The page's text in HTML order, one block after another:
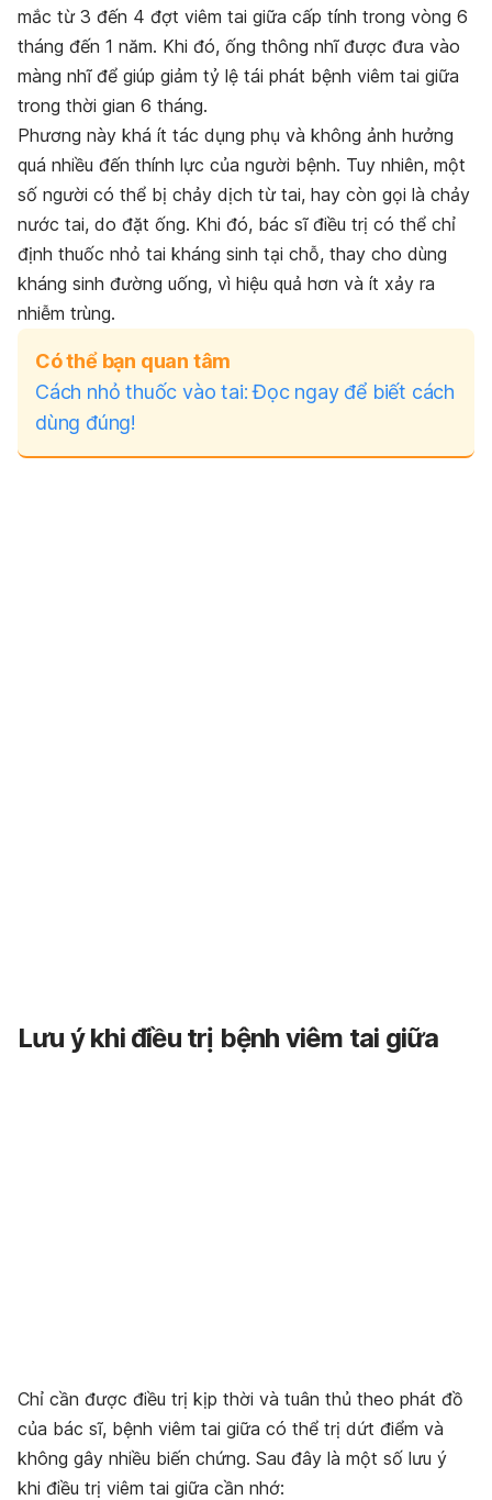
mắc từ 3 đến 4 đợt viêm tai giữa cấp tính trong vòng 6
tháng đến 1 năm. Khi đó, ống thông nhĩ được đưa vào
màng nhĩ để giúp giảm tỷ lệ tái phát bệnh viêm tai giữa
trong thời gian 6 tháng.
Phương này khá ít tác dụng phụ và không ảnh hưởng
quá nhiều đến thính lực của người bệnh. Tuy nhiên, một
số người có thể bị chảy dịch từ tai, hay còn gọi là chảy
nước tai, do đặt ống. Khi đó, bác sĩ điều trị có thể chỉ
định thuốc nhỏ tai kháng sinh tại chỗ, thay cho dùng
kháng sinh đường uống, vì hiệu quả hơn và ít xảy ra
nhiễm trùng.
Có thể bạn quan tâm
Cách nhỏ thuốc vào tai: Đọc ngay để biết cách
dùng đúng!
Lưu ý khi điều trị bệnh viêm tai giữa
Chỉ cần được điều trị kịp thời và tuân thủ theo phát đồ
của bác sĩ, bệnh viêm tai giữa có thể trị dứt điểm và
không gây nhiều biến chứng. Sau đây là một số lưu ý
khi điều trị viêm tai giữa cần nhớ: